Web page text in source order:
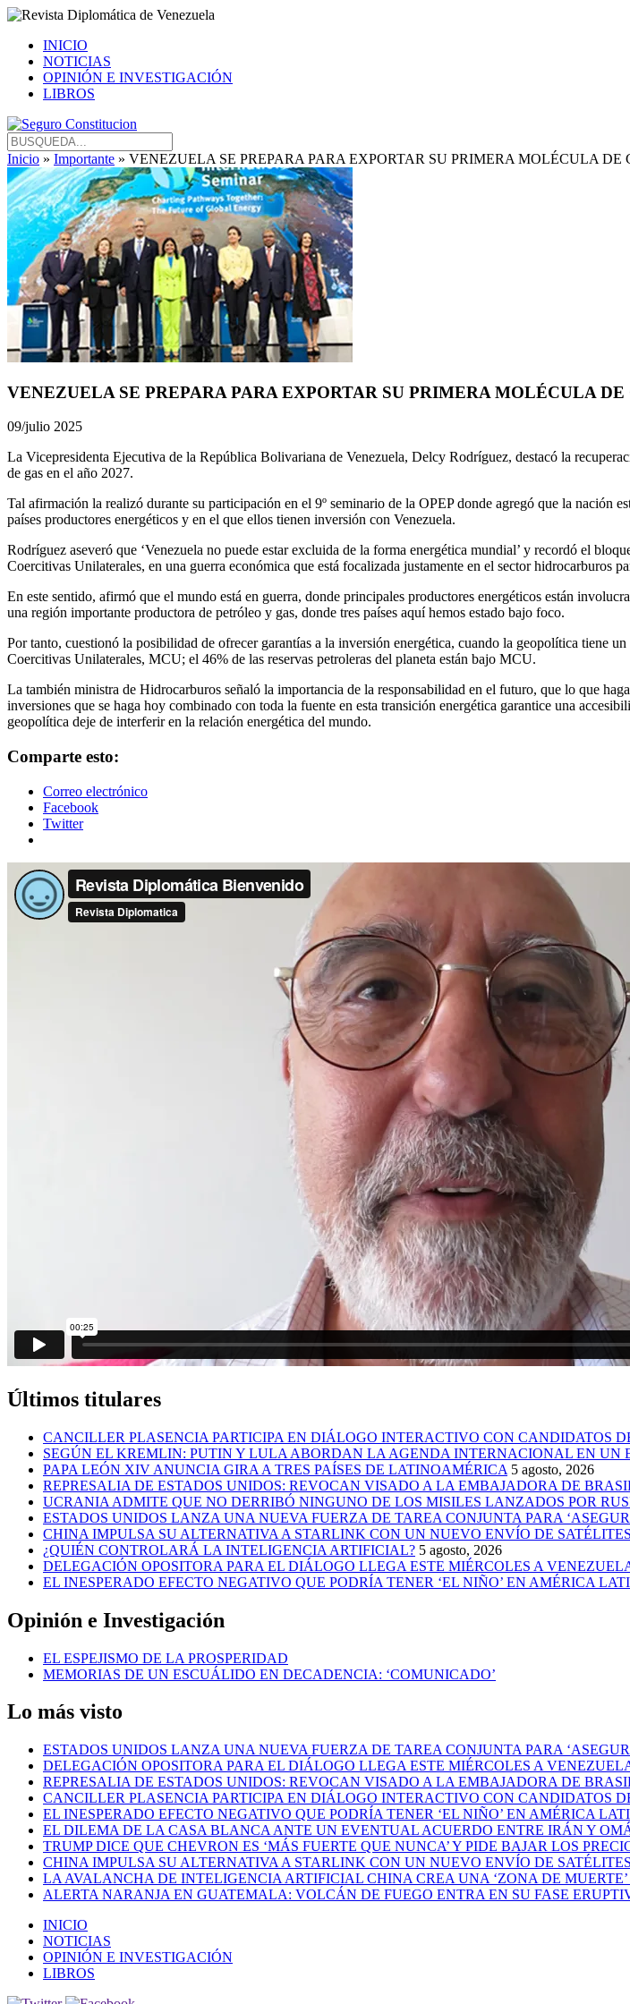
INICIO
NOTICIAS
OPINIÓN E INVESTIGACIÓN
LIBROS
Inicio » Importante » VENEZUELA SE PREPARA PARA EXPORTAR SU PRIMERA MOLÉCULA DE
VENEZUELA SE PREPARA PARA EXPORTAR SU PRIMERA MOLÉCULA DE
09/julio 2025
La Vicepresidenta Ejecutiva de la República Bolivariana de Venezuela, Delcy Rodríguez, destacó la
de gas en el año 2027.
Tal afirmación la realizó durante su participación en el 9º seminario de la OPEP donde agregó que la nación
países productores energéticos y en el que ellos tienen inversión con Venezuela.
Rodríguez aseveró que ‘Venezuela no puede estar excluida de la forma energética mundial’ y recordó el
Coercitivas Unilaterales, en una guerra económica que está focalizada justamente en el sector hidrocarburos
En este sentido, afirmó que el mundo está en guerra, donde principales productores energéticos están
una región importante productora de petróleo y gas, donde tres países aquí hemos estado bajo foco.
Por tanto, cuestionó la posibilidad de ofrecer garantías a la inversión energética, cuando la geopolítica tiene
Coercitivas Unilaterales, MCU; el 46% de las reservas petroleras del planeta están bajo MCU.
La también ministra de Hidrocarburos señaló la importancia de la responsabilidad en el futuro, que lo que
inversiones que se haga hoy combinado con toda la fuente en esta transición energética garantice una
geopolítica deje de interferir en la relación energética del mundo.
Comparte esto:
Correo electrónico
Facebook
Twitter
Últimos titulares
CANCILLER PLASENCIA PARTICIPA EN DIÁLOGO INTERACTIVO CON CANDIDATOS
SEGÚN EL KREMLIN: PUTIN Y LULA ABORDAN LA AGENDA INTERNACIONAL EN UN
PAPA LEÓN XIV ANUNCIA GIRA A TRES PAÍSES DE LATINOAMÉRICA 5 agosto, 2026
REPRESALIA DE ESTADOS UNIDOS: REVOCAN VISADO A LA EMBAJADORA DE
UCRANIA ADMITE QUE NO DERRIBÓ NINGUNO DE LOS MISILES LANZADOS POR
ESTADOS UNIDOS LANZA UNA NUEVA FUERZA DE TAREA CONJUNTA PARA
CHINA IMPULSA SU ALTERNATIVA A STARLINK CON UN NUEVO ENVÍO DE SATÉLITES
¿QUIÉN CONTROLARÁ LA INTELIGENCIA ARTIFICIAL? 5 agosto, 2026
DELEGACIÓN OPOSITORA PARA EL DIÁLOGO LLEGA ESTE MIÉRCOLES A
EL INESPERADO EFECTO NEGATIVO QUE PODRÍA TENER ‘EL NIÑO’ EN AMÉRICA
Opinión e Investigación
EL ESPEJISMO DE LA PROSPERIDAD
MEMORIAS DE UN ESCUÁLIDO EN DECADENCIA: ‘COMUNICADO’
Lo más visto
ESTADOS UNIDOS LANZA UNA NUEVA FUERZA DE TAREA CONJUNTA PARA
DELEGACIÓN OPOSITORA PARA EL DIÁLOGO LLEGA ESTE MIÉRCOLES A
REPRESALIA DE ESTADOS UNIDOS: REVOCAN VISADO A LA EMBAJADORA DE
CANCILLER PLASENCIA PARTICIPA EN DIÁLOGO INTERACTIVO CON CANDIDATOS
EL INESPERADO EFECTO NEGATIVO QUE PODRÍA TENER ‘EL NIÑO’ EN AMÉRICA
EL DILEMA DE LA CASA BLANCA ANTE UN EVENTUAL ACUERDO ENTRE IRÁN Y
TRUMP DICE QUE CHEVRON ES ‘MÁS FUERTE QUE NUNCA’ Y PIDE BAJAR LOS
CHINA IMPULSA SU ALTERNATIVA A STARLINK CON UN NUEVO ENVÍO DE SATÉLITES
LA AVALANCHA DE INTELIGENCIA ARTIFICIAL CHINA CREA UNA ‘ZONA DE
ALERTA NARANJA EN GUATEMALA: VOLCÁN DE FUEGO ENTRA EN SU FASE
INICIO
NOTICIAS
OPINIÓN E INVESTIGACIÓN
LIBROS